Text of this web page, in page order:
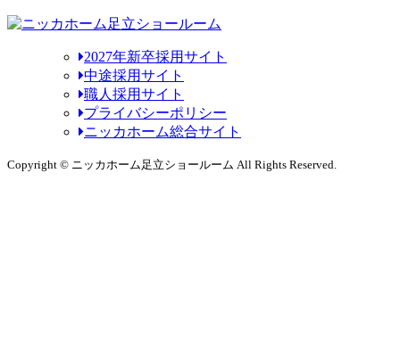
2027年新卒採用サイト
中途採用サイト
職人採用サイト
プライバシーポリシー
ニッカホーム総合サイト
Copyright © ニッカホーム足立ショールーム All Rights Reserved.